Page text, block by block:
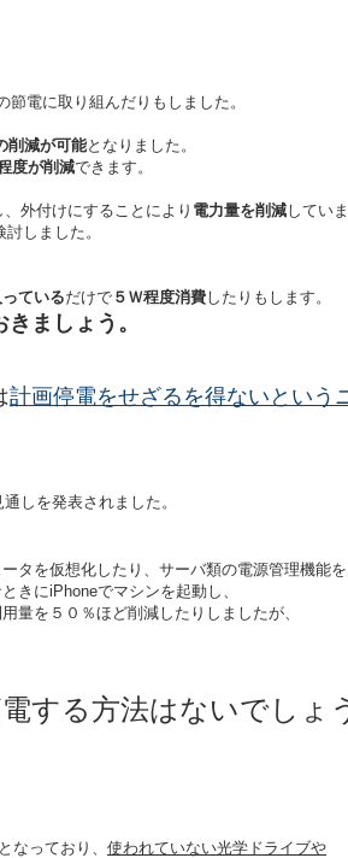
電に取り組んだりもしました。
削減が可能となりました。
度が削減できます。
、外付けにすることにより 電力量を削減してい
しました。
ているだけで ５Ｗ程度消費したりもします。
ましょう。
計画停電をせざるを得ないという
しを発表されました。
タを仮想化したり、サーバ類の電源管理機能
きにiPhoneでマシンを起動し、
量を５０％ほど削減したりしましたが、
する方法はないでしょ
となっており、 使われていない光学ドライブや